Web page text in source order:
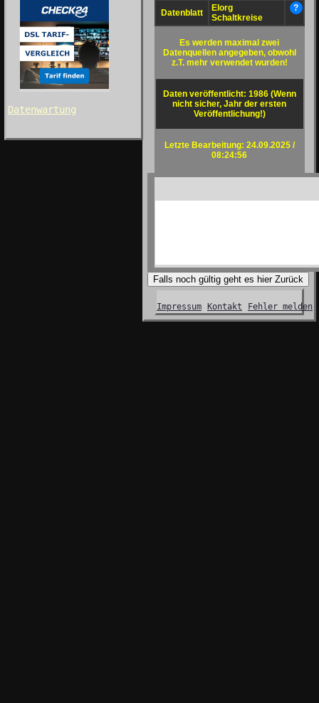
Datenwartung
Datenblatt
Elorg
Schaltkreise
?
Es werden maximal zwei
Datenquellen angegeben, obwohl
z.T. mehr verwendet wurden!
Daten veröffentlicht: 1986 (Wenn
nicht sicher, Jahr der ersten
Veröffentlichung!)
Letzte Bearbeitung: 24.09.2025 /
08:24:56
Falls noch gültig geht es hier Zurück
Impressum Kontakt Fehler melden